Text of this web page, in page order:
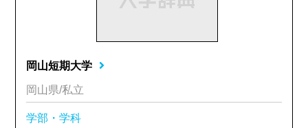
岡山短期大学
岡山県/私立
学部・学科